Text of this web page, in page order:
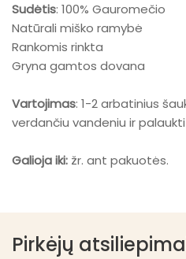
Sudėtis: 100% Gauromečio
Natūrali miško ramybė
Rankomis rinkta
Gryna gamtos dovana
Vartojimas: 1-2 arbatinius
verdančiu vandeniu ir
Galioja iki: žr. ant pakuotės.
Pirkėjų